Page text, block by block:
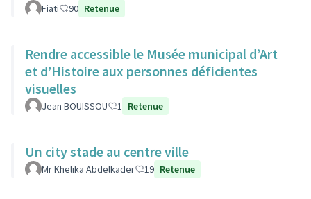
Fiati 90 Retenue
Rendre accessible le Musée municipal d’Art
et d’Histoire aux personnes déficientes
visuelles
Jean BOUISSOU 1 Retenue
Un city stade au centre ville
Mr Khelika Abdelkader 19 Retenue